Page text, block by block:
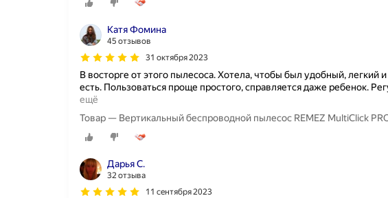
Катя Фомина
45 отзывов
31 октября 2023
В восторге от этого пылесоса. Хотела, чтобы был удобный, легкий
есть. Пользоваться проще простого, справляется даже ребенок.
ещё
Товар — Вертикальный беспроводной пылесос REMEZ MultiClick
Дарья С.
32 отзыва
11 сентября 2023